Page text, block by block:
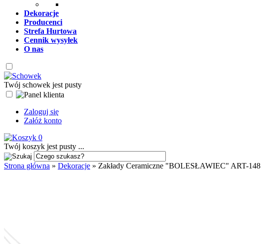
Dekoracje
Producenci
Strefa Hurtowa
Cennik wysyłek
O nas
Twój schowek jest pusty
Zaloguj się
Załóż konto
0
Twój koszyk jest pusty ...
Strona główna » Dekoracje » Zakłady Ceramiczne "BOLESŁAWIEC" ART-148